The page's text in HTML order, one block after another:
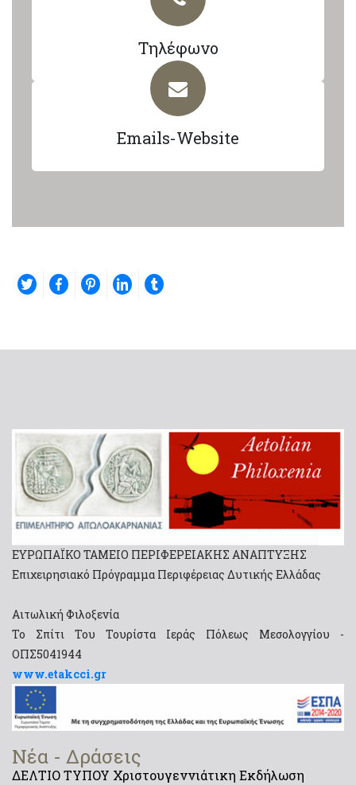
Τηλέφωνο
Emails-Website
ΕΥΡΩΠΑΪΚΟ ΤΑΜΕΙΟ ΠΕΡΙΦΕΡΕΙΑΚΗΣ ΑΝΑΠΤΥΞΗΣ
Επιχειρησιακό Πρόγραμμα Περιφέρειας Δυτικής Ελλάδας
Αιτωλική Φιλοξενία
Το Σπίτι Του Τουρίστα Ιεράς Πόλεως Μεσολογγίου -
ΟΠΣ5041944
www.etakcci.gr
Νέα - Δράσεις
ΔΕΛΤΙΟ ΤΥΠΟΥ Χριστουγεννιάτικη Εκδήλωση